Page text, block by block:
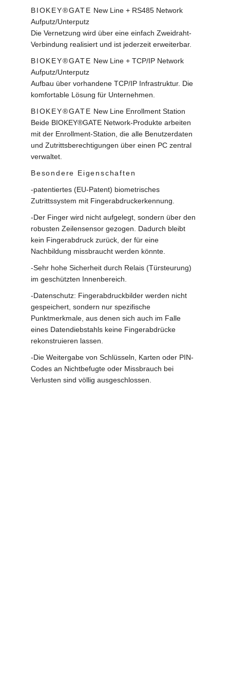
BIOKEY®GATE New Line + RS485 Network
Aufputz/Unterputz
Die Vernetzung wird über eine einfach Zweidraht-
Verbindung realisiert und ist jederzeit erweiterbar.
BIOKEY®GATE New Line + TCP/IP Network
Aufputz/Unterputz
Aufbau über vorhandene TCP/IP Infrastruktur. Die
komfortable Lösung für Unternehmen.
BIOKEY®GATE New Line Enrollment Station
Beide BIOKEY®GATE Network-Produkte arbeiten
mit der Enrollment-Station, die alle Benutzerdaten
und Zutrittsberechtigungen über einen PC zentral
verwaltet.
Besondere Eigenschaften
-patentiertes (EU-Patent) biometrisches
Zutrittssystem mit Fingerabdruckerkennung.
-Der Finger wird nicht aufgelegt, sondern über den
robusten Zeilensensor gezogen. Dadurch bleibt
kein Fingerabdruck zurück, der für eine
Nachbildung missbraucht werden könnte.
-Sehr hohe Sicherheit durch Relais (Türsteurung)
im geschützten Innenbereich.
-Datenschutz: Fingerabdruckbilder werden nicht
gespeichert, sondern nur spezifische
Punktmerkmale, aus denen sich auch im Falle
eines Datendiebstahls keine Fingerabdrücke
rekonstruieren lassen.
-Die Weitergabe von Schlüsseln, Karten oder PIN-
Codes an Nichtbefugte oder Missbrauch bei
Verlusten sind völlig ausgeschlossen.